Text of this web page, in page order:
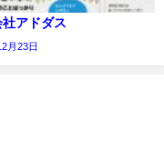
アドダス
月23日